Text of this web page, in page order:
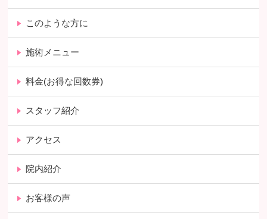
このような方に
施術メニュー
料金(お得な回数券)
スタッフ紹介
アクセス
院内紹介
お客様の声